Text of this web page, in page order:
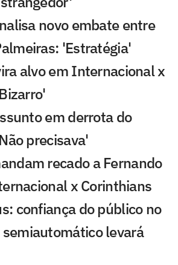
novo embate entre
'Estratégia'
alvo em Internacional x
em derrota do
precisava'
recado a Fernando
x Corinthians
confiança do público no
levará